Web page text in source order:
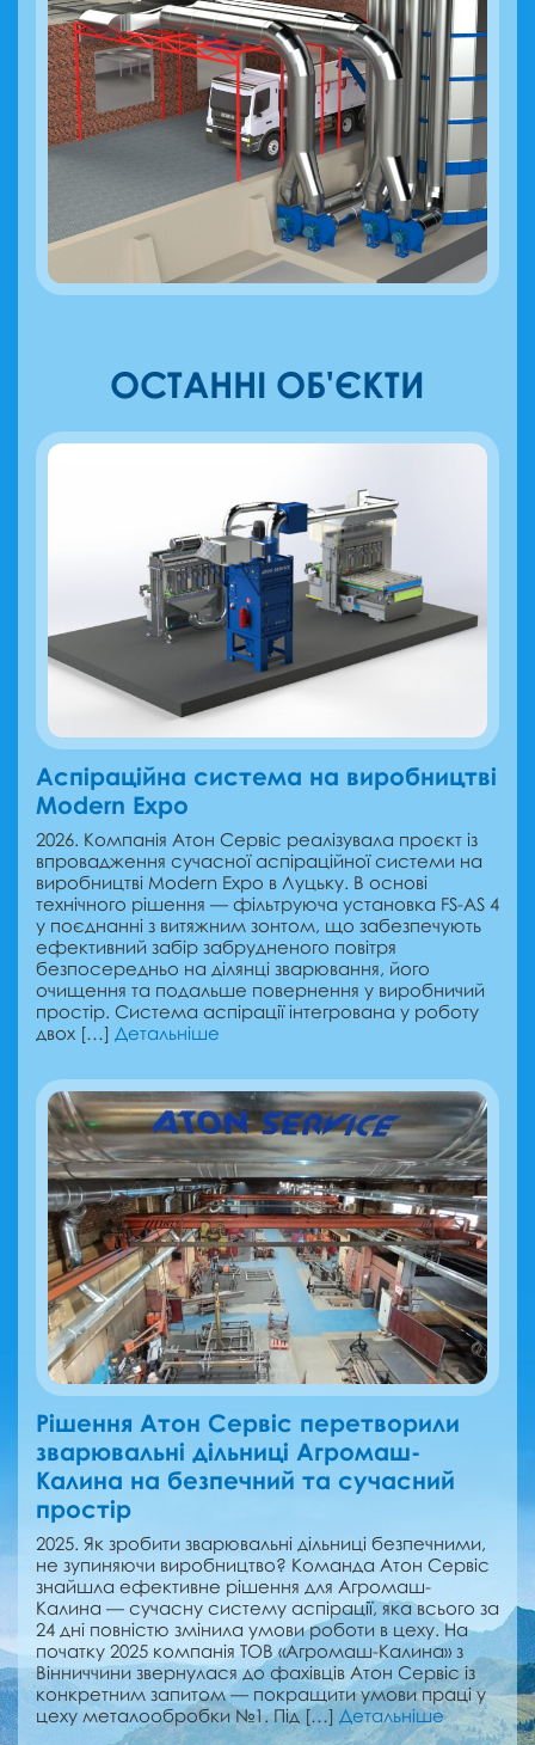
ОСТАННІ ОБ'ЄКТИ
Аспіраційна система на виробництві
Modern Expo
2026. Компанія Атон Сервіс реалізувала проєкт із
впровадження сучасної аспіраційної системи на
виробництві Modern Expo в Луцьку. В основі
технічного рішення — фільтруюча установка FS-AS 4
у поєднанні з витяжним зонтом, що забезпечують
ефективний забір забрудненого повітря
безпосередньо на ділянці зварювання, його
очищення та подальше повернення у виробничий
простір. Система аспірації інтегрована у роботу
двох […] Детальніше
Рішення Атон Сервіс перетворили
зварювальні дільниці Агромаш-
Калина на безпечний та сучасний
простір
2025. Як зробити зварювальні дільниці безпечними,
не зупиняючи виробництво? Команда Атон Сервіс
знайшла ефективне рішення для Агромаш-
Калина — сучасну систему аспірації, яка всього за
24 дні повністю змінила умови роботи в цеху. На
початку 2025 компанія ТОВ «Агромаш-Калина» з
Вінниччини звернулася до фахівців Атон Сервіс із
конкретним запитом — покращити умови праці у
цеху металообробки №1. Під […] Детальніше